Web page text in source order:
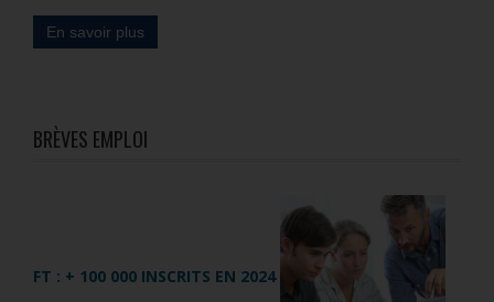
En savoir plus
BRÈVES EMPLOI
FT : + 100 000 INSCRITS EN 2024